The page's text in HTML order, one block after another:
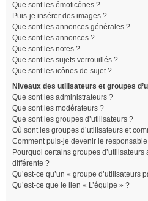
Que sont les émoticônes ?
Puis-je insérer des images ?
Que sont les annonces générales ?
Que sont les annonces ?
Que sont les notes ?
Que sont les sujets verrouillés ?
Que sont les icônes de sujet ?
Niveaux des utilisateurs et groupes
Que sont les administrateurs ?
Que sont les modérateurs ?
Que sont les groupes d’utilisateurs ?
Où sont les groupes d’utilisateurs et
Comment puis-je devenir le responsable
Pourquoi certains groupes
différente ?
Qu’est-ce qu’un « groupe d’utilisateurs
Qu’est-ce que le lien « L’équipe » ?